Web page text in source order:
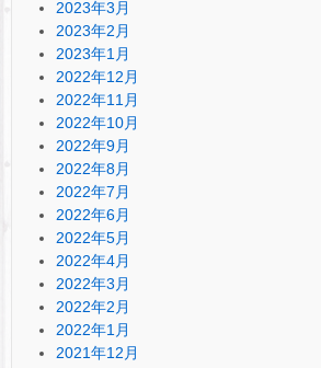
2023年3月
2023年2月
2023年1月
2022年12月
2022年11月
2022年10月
2022年9月
2022年8月
2022年7月
2022年6月
2022年5月
2022年4月
2022年3月
2022年2月
2022年1月
2021年12月